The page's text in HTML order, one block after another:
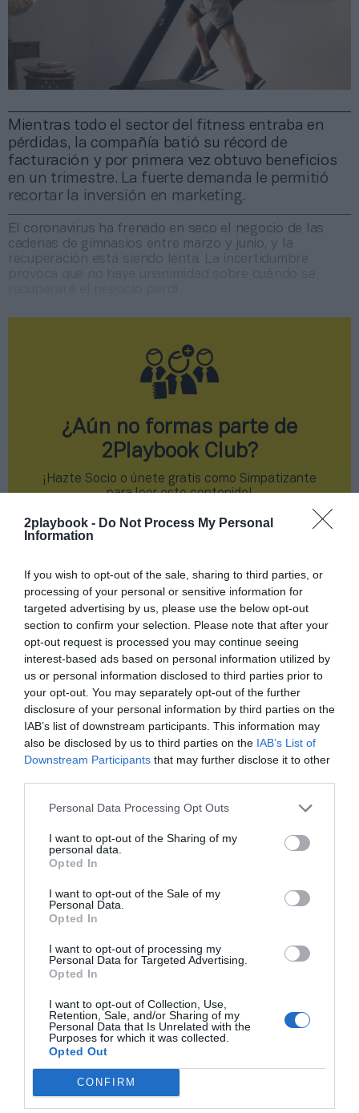
2playbook - Do Not Process My Personal
Information
If you wish to opt-out of the sale, sharing to third parties, or
processing of your personal or sensitive information for
targeted advertising by us, please use the below opt-out
section to confirm your selection. Please note that after your
opt-out request is processed you may continue seeing
interest-based ads based on personal information utilized by
us or personal information disclosed to third parties prior to
your opt-out. You may separately opt-out of the further
disclosure of your personal information by third parties on the
IAB’s list of downstream participants. This information may
also be disclosed by us to third parties on the IAB’s List of
Downstream Participants that may further disclose it to other
Personal Data Processing Opt Outs
I want to opt-out of the Sharing of my
personal data.
Opted In
I want to opt-out of the Sale of my
Personal Data.
Opted In
I want to opt-out of processing my
Personal Data for Targeted Advertising.
Opted In
I want to opt-out of Collection, Use,
Retention, Sale, and/or Sharing of my
Personal Data that Is Unrelated with the
Purposes for which it was collected.
Opted Out
CONFIRM
Índex2P
Peloton
Mientras todo el sector del fitness entraba en
pérdidas, la compañía batió su récord de
facturación y por primera vez obtuvo beneficios
en un trimestre. La fuerte demanda le permitió
recortar la inversión en marketing.
El coronavirus ha frenado en seco el negocio de las
cadenas de gimnasios entre marzo y junio, y la
recuperación está siendo lenta. La incertidumbre
¿Aún no formas parte de
2Playbook Club?
¡Hazte Socio o únete gratis como Simpatizante
para leer este contenido!
¡Suscríbete! Inicia sesión
Compartir
Imprimir
2Playbook Club2P
¡Haz click aquí y accede sin límites a contenidos